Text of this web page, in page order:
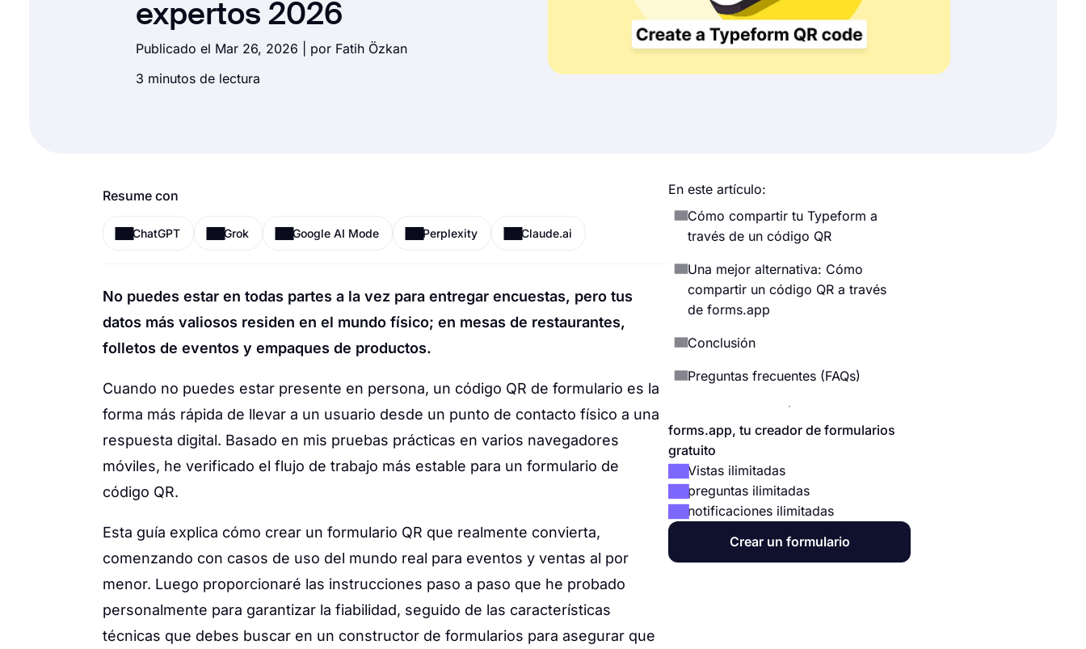
expertos 2026
Publicado el Mar 26, 2026 | por Fatih Özkan
3 minutos de lectura
Resume con
ChatGPT Grok Google AI Mode Perplexity Claude.ai
No puedes estar en todas partes a la vez para entregar encuestas, pero tus
datos más valiosos residen en el mundo físico; en mesas de restaurantes,
folletos de eventos y empaques de productos.
Cuando no puedes estar presente en persona, un código QR de formulario es la
forma más rápida de llevar a un usuario desde un punto de contacto físico a una
respuesta digital. Basado en mis pruebas prácticas en varios navegadores
móviles, he verificado el flujo de trabajo más estable para un formulario de
código QR.
Esta guía explica cómo crear un formulario QR que realmente convierta,
comenzando con casos de uso del mundo real para eventos y ventas al por
menor. Luego proporcionaré las instrucciones paso a paso que he probado
personalmente para garantizar la fiabilidad, seguido de las características
técnicas que debes buscar en un constructor de formularios para asegurar que
En este artículo:
Cómo compartir tu Typeform a
través de un código QR
Una mejor alternativa: Cómo
compartir un código QR a través
de forms.app
Conclusión
Preguntas frecuentes (FAQs)
forms.app, tu creador de formularios
gratuito
Vistas ilimitadas
preguntas ilimitadas
notificaciones ilimitadas
Crear un formulario